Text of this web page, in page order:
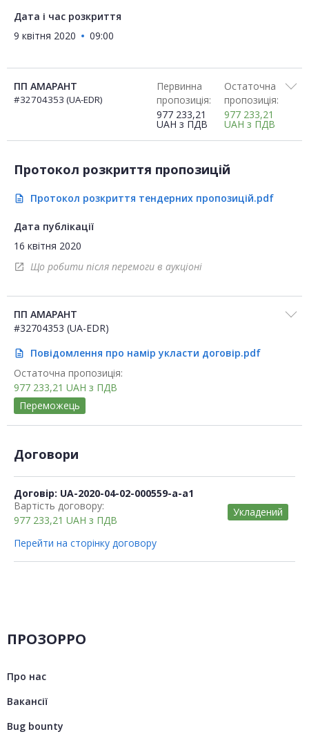
Дата і час розкриття
9 квітня 2020
09:00
ПП АМАРАНТ
#32704353 (UA-EDR)
Первинна
пропозиція:
977 233,21
UAH з ПДВ
Остаточна
пропозиція:
977 233,21
UAH з ПДВ
Протокол розкриття пропозицій
description Протокол розкриття тендерних пропозицій.pdf
Дата публікації
16 квітня 2020
open_in_new Що робити після перемоги в аукціоні
ПП АМАРАНТ
#32704353 (UA-EDR)
description
Повідомлення про намір укласти договір.pdf
Остаточна пропозиція:
977 233,21 UAH з ПДВ
Переможець
Договори
Договір: UA-2020-04-02-000559-a-a1
Вартість договору:
977 233,21 UAH з ПДВ
Укладений
Перейти на сторінку договору
ПРОЗОРРО
Про нас
Вакансії
Bug bounty